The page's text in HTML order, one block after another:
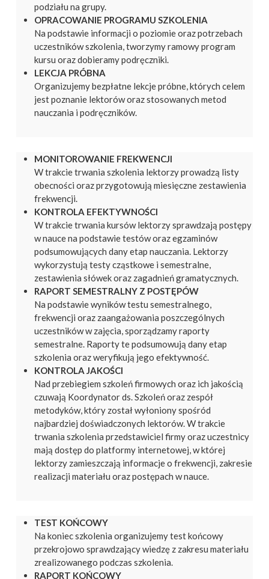
podziału na grupy.
OPRACOWANIE PROGRAMU SZKOLENIA
Na podstawie informacji o poziomie oraz potrzebach
uczestników szkolenia, tworzymy ramowy program
kursu oraz dobieramy podręczniki.
LEKCJA PRÓBNA
Organizujemy bezpłatne lekcje próbne, których celem
jest poznanie lektorów oraz stosowanych metod
nauczania i podręczników.
MONITOROWANIE FREKWENCJI
W trakcie trwania szkolenia lektorzy prowadzą listy
obecności oraz przygotowują miesięczne zestawienia
frekwencji.
KONTROLA EFEKTYWNOŚCI
W trakcie trwania kursów lektorzy sprawdzają postępy
w nauce na podstawie testów oraz egzaminów
podsumowujących dany etap nauczania. Lektorzy
wykorzystują testy cząstkowe i semestralne,
zestawienia słówek oraz zagadnień gramatycznych.
RAPORT SEMESTRALNY Z POSTĘPÓW
Na podstawie wyników testu semestralnego,
frekwencji oraz zaangażowania poszczególnych
uczestników w zajęcia, sporządzamy raporty
semestralne. Raporty te podsumowują dany etap
szkolenia oraz weryfikują jego efektywność.
KONTROLA JAKOŚCI
Nad przebiegiem szkoleń firmowych oraz ich jakością
czuwają Koordynator ds. Szkoleń oraz zespół
metodyków, który został wyłoniony spośród
najbardziej doświadczonych lektorów. W trakcie
trwania szkolenia przedstawiciel firmy oraz uczestnicy
mają dostęp do platformy internetowej, w której
lektorzy zamieszczają informacje o frekwencji, zakresie
realizacji materiału oraz postępach w nauce.
TEST KOŃCOWY
Na koniec szkolenia organizujemy test końcowy
przekrojowo sprawdzający wiedzę z zakresu materiału
zrealizowanego podczas szkolenia.
RAPORT KOŃCOWY